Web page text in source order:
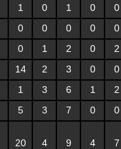
1 0 1 0
0
0 0 0 0
0
0 1 2 0
2
14 2 3 0
0
1 3 6 1
2
5 3 7 0 0
20 4 9 4 7